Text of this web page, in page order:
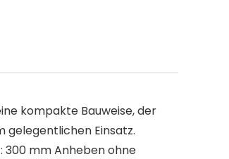
kompakte Bauweise, der
gelegentlichen Einsatz.
300 mm Anheben ohne